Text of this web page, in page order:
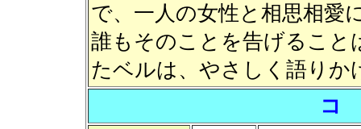
で、一人の女性と相思相愛
誰もそのことを告げること
たベルは、やさしく語りか
コ